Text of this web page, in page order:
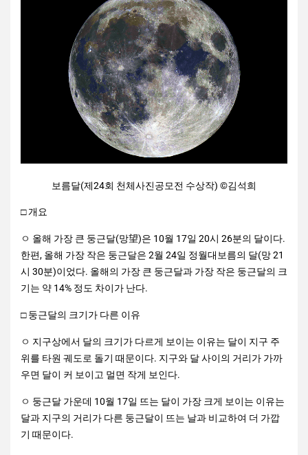
보름달(제24회 천체사진공모전 수상작) ©김석희
□ 개요
ㅇ 올해 가장 큰 둥근달(망望)은 10월 17일 20시 26분의 달이다.
한편, 올해 가장 작은 둥근달은 2월 24일 정월대보름의 달(망 21
시 30분)이었다. 올해의 가장 큰 둥근달과 가장 작은 둥근달의 크
기는 약 14% 정도 차이가 난다.
□ 둥근달의 크기가 다른 이유
ㅇ 지구상에서 달의 크기가 다르게 보이는 이유는 달이 지구 주
위를 타원 궤도로 돌기 때문이다. 지구와 달 사이의 거리가 가까
우면 달이 커 보이고 멀면 작게 보인다.
ㅇ 둥근달 가운데 10월 17일 뜨는 달이 가장 크게 보이는 이유는
달과 지구의 거리가 다른 둥근달이 뜨는 날과 비교하여 더 가깝
기 때문이다.